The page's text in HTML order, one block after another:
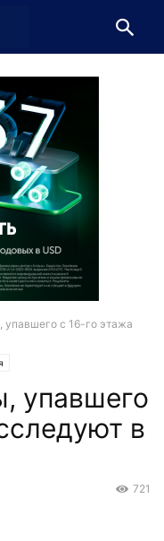
с 16-го этажа
упавшего
в
721